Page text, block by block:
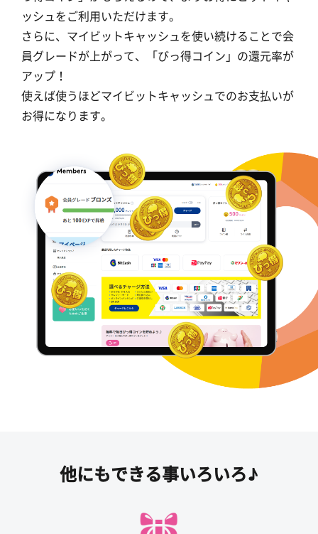
ッシュをご利用いただけます。
さらに、マイビットキャッシュを使い続けることで会
員グレードが上がって、「びっ得コイン」の還元率が
アップ！
使えば使うほどマイビットキャッシュでのお支払いが
お得になります。
他にもできる事いろいろ♪